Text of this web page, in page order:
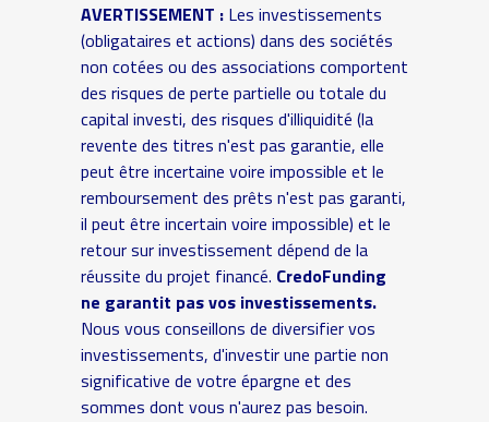
AVERTISSEMENT :Les investissements
(obligataires et actions) dans des sociétés
non cotées ou des associations comportent
des risques de perte partielle ou totale du
capital investi, des risques d'illiquidité (la
revente des titres n'est pas garantie, elle
peut être incertaine voire impossible et le
remboursement des prêts n'est pas garanti,
il peut être incertain voire impossible) et le
retour sur investissement dépend de la
réussite du projet financé. CredoFunding
ne garantit pas vos investissements.
Nous vous conseillons de diversifier vos
investissements, d'investir une partie non
significative de votre épargne et des
sommes dont vous n'aurez pas besoin.